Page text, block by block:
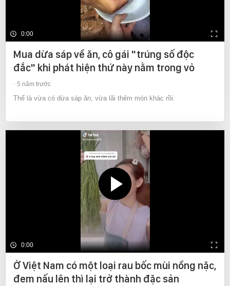
0:00
Mua dừa sáp về ăn, cô gái "trúng số độc
đắc" khi phát hiện thứ này nằm trong vỏ
5 năm trước
Thế là vừa có dừa sáp ăn, vừa lãi thêm món khác rồi.
0:00
Ở Việt Nam có một loại rau bốc mùi nồng nặc,
đem nấu lên thì lại trở thành đặc sản